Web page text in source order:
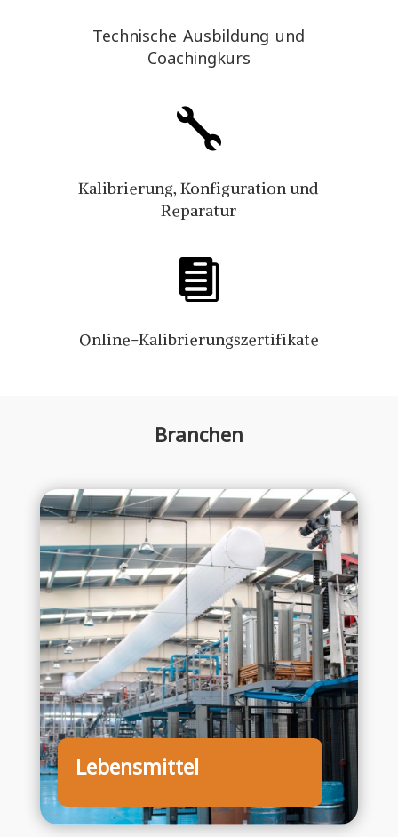
Technische Ausbildung und
Coachingkurs

Kalibrierung, Konfiguration und
Reparatur

Online-Kalibrierungszertifikate
Branchen
Lebensmittel